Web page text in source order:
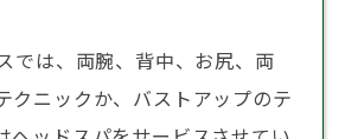
では、両腕、背中、お尻、両
クニックか、バストアップのテ